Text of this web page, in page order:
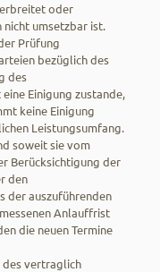
oder
umsetzbar ist.
Prüfung
bezüglich des
des
Einigung zustande,
keine Einigung
Leistungsumfang.
soweit sie vom
Berücksichtigung der
den
der auszuführenden
Anlauffrist
die neuen Termine
des vertraglich